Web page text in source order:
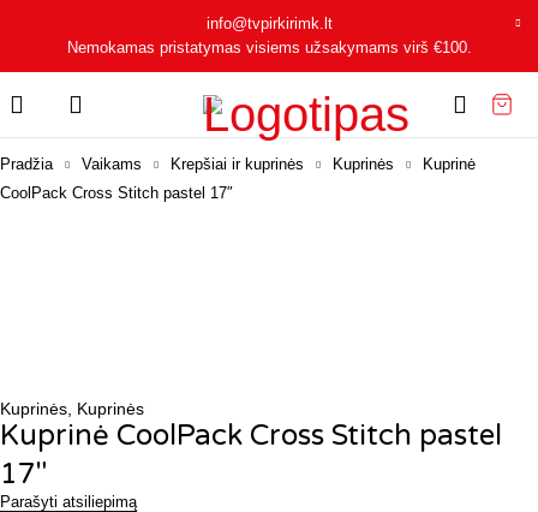
info@tvpirkirimk.lt
Nemokamas pristatymas visiems užsakymams virš €100.
Pradžia Vaikams Krepšiai ir kuprinės Kuprinės
Kuprinė
CoolPack Cross Stitch pastel 17″
Kuprinės Kuprinės
Kuprinė CoolPack Cross Stitch pastel
17″
Parašyti atsiliepimą